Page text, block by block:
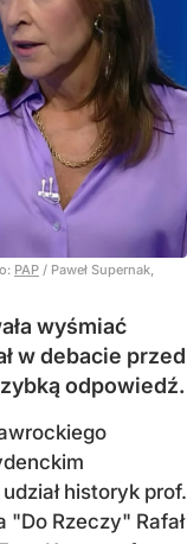
PAP / Paweł Supernak,
wyśmiać
w debacie przed
odpowiedź.
historyk prof.
Rzeczy" Rafał